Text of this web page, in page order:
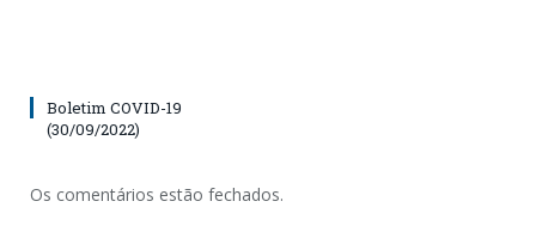
Boletim COVID-19
(30/09/2022)
Os comentários estão fechados.